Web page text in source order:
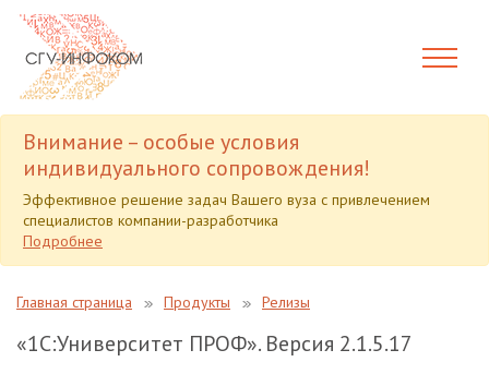
Внимание – особые условия
индивидуального сопровождения!
Эффективное решение задач Вашего вуза с привлечением
специалистов компании-разработчика
Подробнее
Главная страница Продукты Релизы
«1С:Университет ПРОФ». Версия 2.1.5.17